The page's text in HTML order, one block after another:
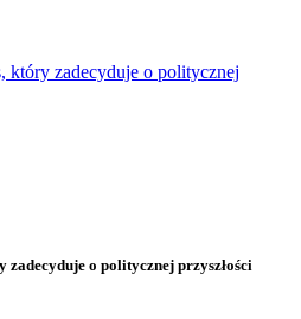
zadecyduje o politycznej przyszłości